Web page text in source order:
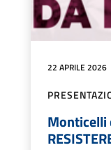
22 APRILE 2026
Monticelli